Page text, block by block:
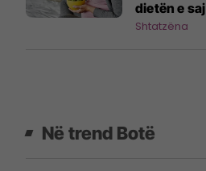
dietën e saj
Shtatzëna
Në trend Botë